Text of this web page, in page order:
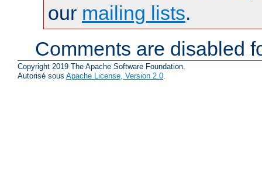
our mailing lists.
Comments are disabled
Copyright 2019 The Apache Software Foundation.
Autorisé sous Apache License, Version 2.0.